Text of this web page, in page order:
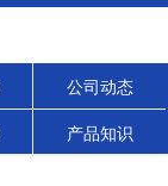
公司动态
产品知识